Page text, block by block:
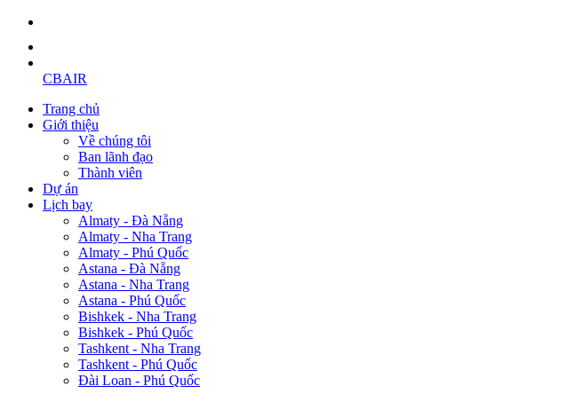
CBAIR
Trang chủ
Giới thiệu
Về chúng tôi
Ban lãnh đạo
Thành viên
Dự án
Lịch bay
Almaty - Đà Nẵng
Almaty - Nha Trang
Almaty - Phú Quốc
Astana - Đà Nẵng
Astana - Nha Trang
Astana - Phú Quốc
Bishkek - Nha Trang
Bishkek - Phú Quốc
Tashkent - Nha Trang
Tashkent - Phú Quốc
Đài Loan - Phú Quốc